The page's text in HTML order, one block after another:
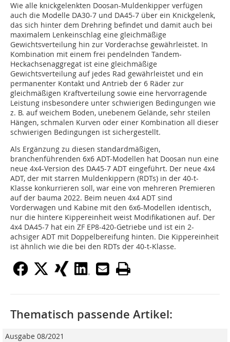
Wie alle knickgelenkten Doosan-Muldenkipper verfügen
auch die Modelle DA30-7 und DA45-7 über ein Knickgelenk,
das sich hinter dem Drehring befindet und damit auch bei
maximalem Lenkeinschlag eine gleichmäßige
Gewichtsverteilung hin zur Vorderachse gewährleistet. In
Kombination mit einem frei pendelnden Tandem-
Heckachsenaggregat ist eine gleichmäßige
Gewichtsverteilung auf jedes Rad gewährleistet und ein
permanenter Kontakt und Antrieb der 6 Räder zur
gleichmäßigen Kraftverteilung sowie eine hervorragende
Leistung insbesondere unter schwierigen Bedingungen wie
z. B. auf weichem Boden, unebenem Gelände, sehr steilen
Hängen, schmalen Kurven oder einer Kombination all dieser
schwierigen Bedingungen ist sichergestellt.
Als Ergänzung zu diesen standardmäßigen,
branchenführenden 6x6 ADT-Modellen hat Doosan nun eine
neue 4x4-Version des DA45-7 ADT eingeführt. Der neue 4x4
ADT, der mit starren Muldenkippern (RDTs) in der 40-t-
Klasse konkurrieren soll, war eine von mehreren Premieren
auf der bauma 2022. Beim neuen 4x4 ADT sind
Vorderwagen und Kabine mit den 6x6-Modellen identisch,
nur die hintere Kippereinheit weist Modifikationen auf. Der
4x4 DA45-7 hat ein ZF EP8-420-Getriebe und ist ein 2-
achsiger ADT mit Doppelbereifung hinten. Die Kippereinheit
ist ähnlich wie die bei den RDTs der 40-t-Klasse.
Thematisch passende Artikel:
Ausgabe 08/2021